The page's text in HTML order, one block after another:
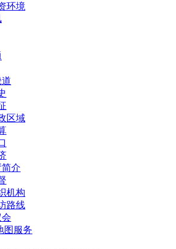
环境
区域
介
机构
路线
图服务